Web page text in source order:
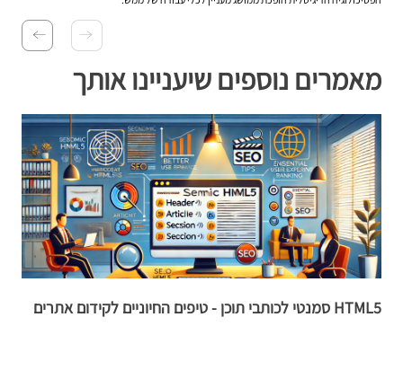
מאמרים נוספים שיעניינו אותך
HTML5 סמנטי לכותבי תוכן - טיפים החיוניים לקידום אתרים